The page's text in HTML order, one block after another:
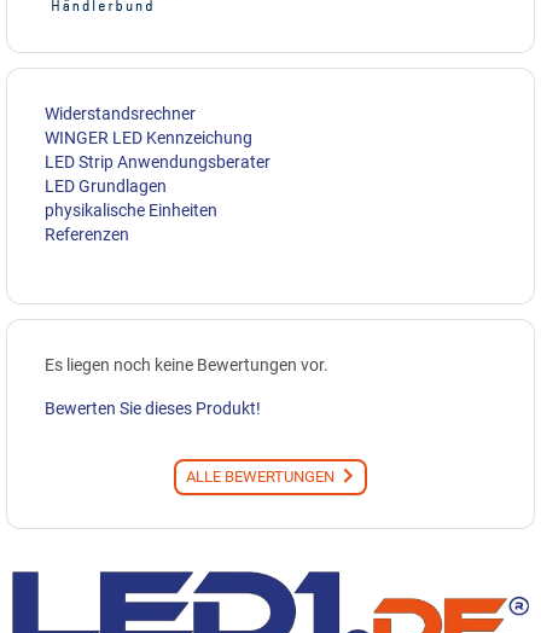
Widerstandsrechner
WINGER LED Kennzeichung
LED Strip Anwendungsberater
LED Grundlagen
physikalische Einheiten
Referenzen
Es liegen noch keine Bewertungen vor.
Bewerten Sie dieses Produkt!
ALLE BEWERTUNGEN